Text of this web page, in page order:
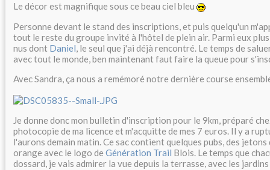
Le décor est magnifique sous ce beau ciel bleu
Personne devant le stand des inscriptions, et puis quelqu'un
tout le reste du groupe invité à l'hôtel de plein air. Parmi eux
nus dont Daniel, le seul que j'ai déjà rencontré. Le temps de
avec tout le monde, ben maintenant faut faire la queue pour
Avec Sandra, ça nous a remémoré notre dernière course
Je donne donc mon bulletin d'inscription pour le 9km, préparé
photocopie de ma licence et m'acquitte de mes 7 euros. Il y a
l'aurons demain matin. Ce sac contient quelques pubs, des
orange avec le logo de Génération Trail Blois. Le temps que
dossard, je vais admirer la vue depuis la terrasse, avec les